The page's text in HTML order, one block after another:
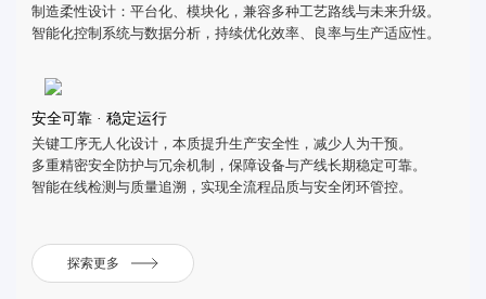
制造柔性设计：平台化、模块化，兼容多种工艺路线与未来升级。
智能化控制系统与数据分析，持续优化效率、良率与生产适应性。
安全可靠 · 稳定运行
关键工序无人化设计，本质提升生产安全性，减少人为干预。
多重精密安全防护与冗余机制，保障设备与产线长期稳定可靠。
智能在线检测与质量追溯，实现全流程品质与安全闭环管控。
探索更多